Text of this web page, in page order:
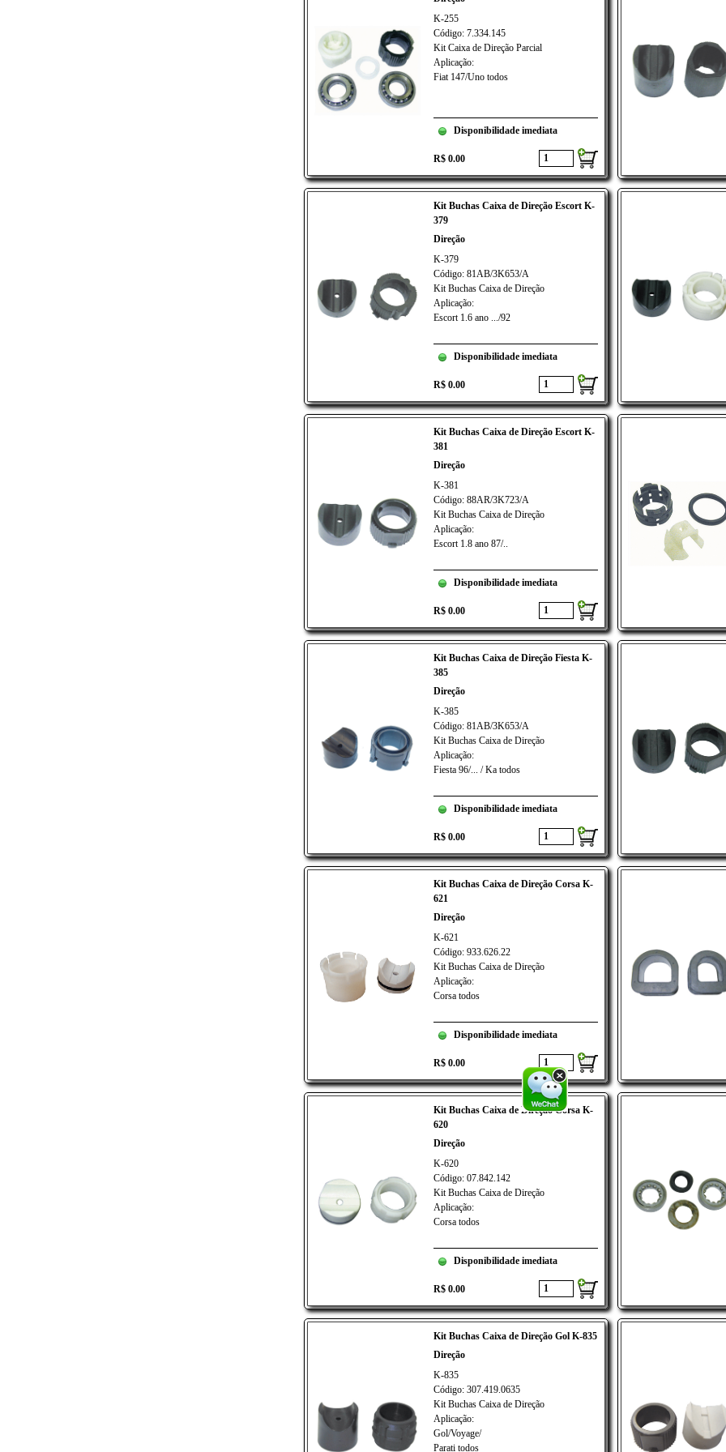
K-255
Código: 7.334.145
Kit Caixa de Direção Parcial
Aplicação:
Fiat 147/Uno todos
Disponibilidade imediata
R$ 0.00
Kit Buchas Caixa de Direção Escort K-
379
Direção
K-379
Código: 81AB/3K653/A
Kit Buchas Caixa de Direção
Aplicação:
Escort 1.6 ano .../92
Disponibilidade imediata
R$ 0.00
Kit Buchas Caixa de Direção Escort K-
381
Direção
K-381
Código: 88AR/3K723/A
Kit Buchas Caixa de Direção
Aplicação:
Escort 1.8 ano 87/..
Disponibilidade imediata
R$ 0.00
Kit Buchas Caixa de Direção Fiesta K-
385
Direção
K-385
Código: 81AB/3K653/A
Kit Buchas Caixa de Direção
Aplicação:
Fiesta 96/... / Ka todos
Disponibilidade imediata
R$ 0.00
Kit Buchas Caixa de Direção Corsa K-
621
Direção
K-621
Código: 933.626.22
Kit Buchas Caixa de Direção
Aplicação:
Corsa todos
Disponibilidade imediata
R$ 0.00
Kit Buchas Caixa de Direção Corsa K-
620
Direção
K-620
Código: 07.842.142
Kit Buchas Caixa de Direção
Aplicação:
Corsa todos
Disponibilidade imediata
R$ 0.00
Kit Buchas Caixa de Direção Gol K-835
Direção
K-835
Código: 307.419.0635
Kit Buchas Caixa de Direção
Aplicação:
Gol/Voyage/
Parati todos